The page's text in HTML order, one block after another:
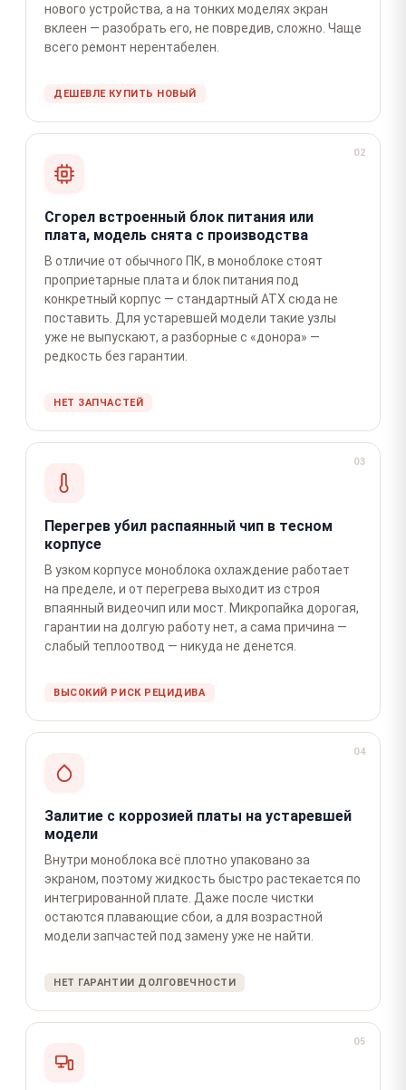
нового устройства, а на тонких моделях экран
вклеен — разобрать его, не повредив, сложно. Чаще
всего ремонт нерентабелен.
ДЕШЕВЛЕ КУПИТЬ НОВЫЙ
02
Сгорел встроенный блок питания или
плата, модель снята с производства
В отличие от обычного ПК, в моноблоке стоят
проприетарные плата и блок питания под
конкретный корпус — стандартный ATX сюда не
поставить. Для устаревшей модели такие узлы
уже не выпускают, а разборные с «донора» —
редкость без гарантии.
НЕТ ЗАПЧАСТЕЙ
03
Перегрев убил распаянный чип в тесном
корпусе
В узком корпусе моноблока охлаждение работает
на пределе, и от перегрева выходит из строя
впаянный видеочип или мост. Микропайка дорогая,
гарантии на долгую работу нет, а сама причина —
слабый теплоотвод — никуда не денется.
ВЫСОКИЙ РИСК РЕЦИДИВА
04
Залитие с коррозией платы на устаревшей
модели
Внутри моноблока всё плотно упаковано за
экраном, поэтому жидкость быстро растекается по
интегрированной плате. Даже после чистки
остаются плавающие сбои, а для возрастной
модели запчастей под замену уже не найти.
НЕТ ГАРАНТИИ ДОЛГОВЕЧНОСТИ
05